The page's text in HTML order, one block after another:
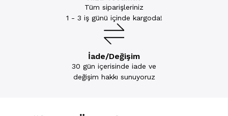
Tüm siparişleriniz
1 - 3 iş günü içinde kargoda!
İade/Değişim
30 gün içerisinde iade ve
değişim hakkı sunuyoruz